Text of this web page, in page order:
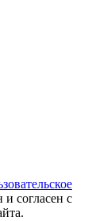
согласен с